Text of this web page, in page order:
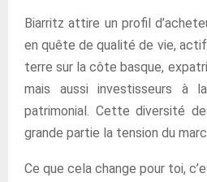
Biarritz attire un profil
en quête de qualité de vie,
terre sur la côte basque,
mais aussi investisseurs à
patrimonial. Cette diversité
grande partie la tension du
Ce que cela change pour toi,